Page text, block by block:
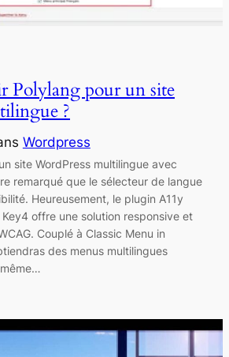
Polylang pour un site
?
Wordpress
site WordPress multilingue avec
remarqué que le sélecteur de langue
Heureusement, le plugin A11y
offre une solution responsive et
Couplé à Classic Menu in
des menus multilingues